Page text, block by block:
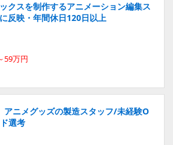
クスを制作するアニメーション編集ス
反映・年間休日120日以上
59万円
アニメグッズの製造スタッフ/未経験O
選考